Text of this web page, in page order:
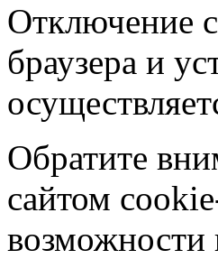
Отключение
браузера и
Обратите
сайтом
возможности